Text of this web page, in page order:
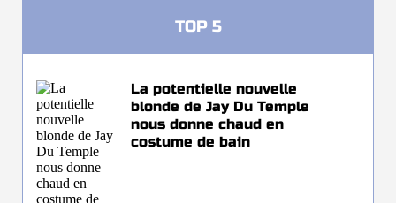
TOP 5
La potentielle nouvelle
blonde de Jay Du Temple
nous donne chaud en
costume de bain